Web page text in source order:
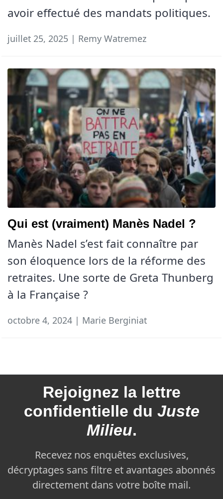
avoir effectué des mandats politiques.
juillet 25, 2025 | Remy Watremez
Qui est (vraiment) Manès Nadel ?
Manès Nadel s’est fait connaître par
son éloquence lors de la réforme des
retraites. Une sorte de Greta Thunberg
à la Française ?
octobre 4, 2024 | Marie Berginiat
Rejoignez la lettre
confidentielle du Juste
Milieu.
Recevez nos enquêtes exclusives,
décryptages sans filtre et avantages abonnés
directement dans votre boîte mail.